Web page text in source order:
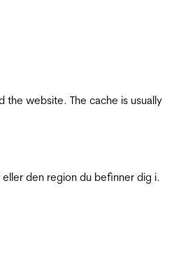
website. The cache is usually
den region du befinner dig i.